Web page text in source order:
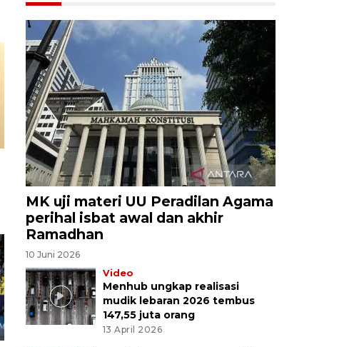
MK uji materi UU Peradilan Agama
perihal isbat awal dan akhir
Ramadhan
10 Juni 2026
Video
Menhub ungkap realisasi
mudik lebaran 2026 tembus
147,55 juta orang
13 April 2026